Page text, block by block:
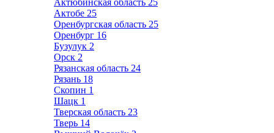
Актюбинская область 25
Актобе 25
Оренбургская область 25
Оренбург 16
Бузулук 2
Орск 2
Рязанская область 24
Рязань 18
Скопин 1
Шацк 1
Тверская область 23
Тверь 14